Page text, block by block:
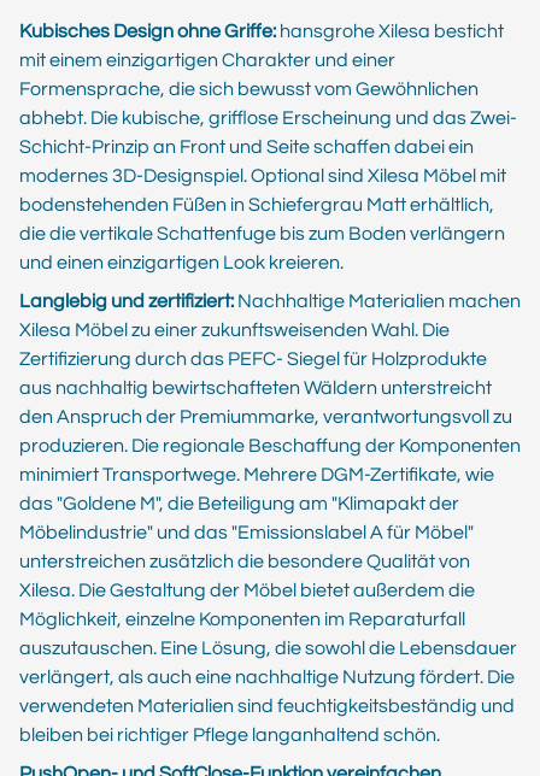
Kubisches Design ohne Griffe: hansgrohe Xilesa besticht
mit einem einzigartigen Charakter und einer
Formensprache, die sich bewusst vom Gewöhnlichen
abhebt. Die kubische, grifflose Erscheinung und das Zwei-
Schicht-Prinzip an Front und Seite schaffen dabei ein
modernes 3D-Designspiel. Optional sind Xilesa Möbel mit
bodenstehenden Füßen in Schiefergrau Matt erhältlich,
die die vertikale Schattenfuge bis zum Boden verlängern
und einen einzigartigen Look kreieren.
Langlebig und zertifiziert: Nachhaltige Materialien machen
Xilesa Möbel zu einer zukunftsweisenden Wahl. Die
Zertifizierung durch das PEFC- Siegel für Holzprodukte
aus nachhaltig bewirtschafteten Wäldern unterstreicht
den Anspruch der Premiummarke, verantwortungsvoll zu
produzieren. Die regionale Beschaffung der Komponenten
minimiert Transportwege. Mehrere DGM-Zertifikate, wie
das "Goldene M", die Beteiligung am "Klimapakt der
Möbelindustrie" und das "Emissionslabel A für Möbel"
unterstreichen zusätzlich die besondere Qualität von
Xilesa. Die Gestaltung der Möbel bietet außerdem die
Möglichkeit, einzelne Komponenten im Reparaturfall
auszutauschen. Eine Lösung, die sowohl die Lebensdauer
verlängert, als auch eine nachhaltige Nutzung fördert. Die
verwendeten Materialien sind feuchtigkeitsbeständig und
bleiben bei richtiger Pflege langanhaltend schön.